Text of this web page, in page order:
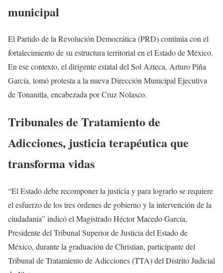
municipal
El Partido de la Revolución Democrática (PRD) continúa con el
fortalecimiento de su estructura territorial en el Estado de México.
En ese contexto, el dirigente estatal del Sol Azteca, Arturo Piña
García, tomó protesta a la nueva Dirección Municipal Ejecutiva
de Tonanitla, encabezada por Cruz Nolasco.
Tribunales de Tratamiento de
Adicciones, justicia terapéutica que
transforma vidas
“El Estado debe recomponer la justicia y para lograrlo se requiere
el esfuerzo de los tres órdenes de gobierno y la intervención de la
ciudadanía” indicó el Magistrado Héctor Macedo García,
Presidente del Tribunal Superior de Justicia del Estado de
México, durante la graduación de Christian, participante del
Tribunal de Tratamiento de Adicciones (TTA) del Distrito Judicial